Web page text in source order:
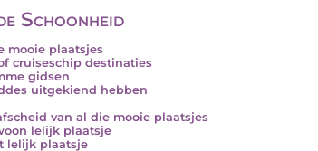
Schoonheid
mooie plaatsjes
cruiseschip destinaties
gidsen
uitgekiend hebben
van al die mooie plaatsjes
lelijk plaatsje
lelijk plaatsje